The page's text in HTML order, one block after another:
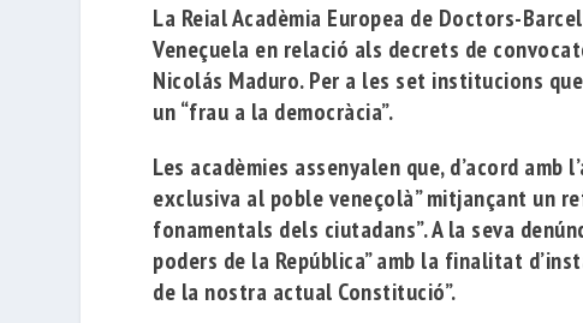
La Reial Acadèmia Europea de Doctors-
Veneçuela en relació als decrets de
Nicolás Maduro. Per a les set institucions
un “frau a la democràcia”.
Les acadèmies assenyalen que, d’acord
exclusiva al poble veneçolà” mitjançant un
fonamentals dels ciutadans”. Ala seva
poders de la República” amb la finalitat
de la nostra actual Constitució”.